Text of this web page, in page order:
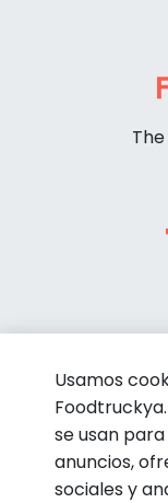
Usamos
se usan
anuncios,
sociales y